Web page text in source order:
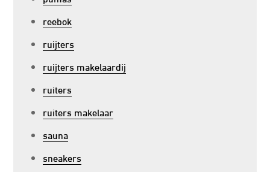
reebok
ruijters
ruijters makelaardij
ruiters
ruiters makelaar
sauna
sneakers